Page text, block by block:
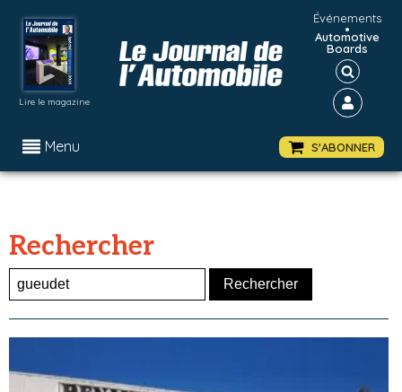
Lire le magazine
Événements
•
Automotive
Boards
Menu S'ABONNER
Rechercher